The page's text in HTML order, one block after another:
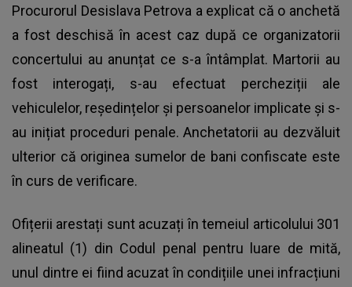
Procurorul Desislava Petrova a explicat că o anchetă
a fost deschisă în acest caz după ce organizatorii
concertului au anunțat ce s-a întâmplat. Martorii au
fost interogați, s-au efectuat percheziții ale
vehiculelor, reședințelor și persoanelor implicate și s-
au inițiat proceduri penale. Anchetatorii au dezvăluit
ulterior că originea sumelor de bani confiscate este
în curs de verificare.
Ofițerii arestați sunt acuzați în temeiul articolului 301
alineatul (1) din Codul penal pentru luare de mită,
unul dintre ei fiind acuzat în condițiile unei infracțiuni